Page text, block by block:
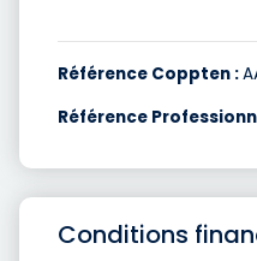
Référence Coppten :
Référence
Conditions